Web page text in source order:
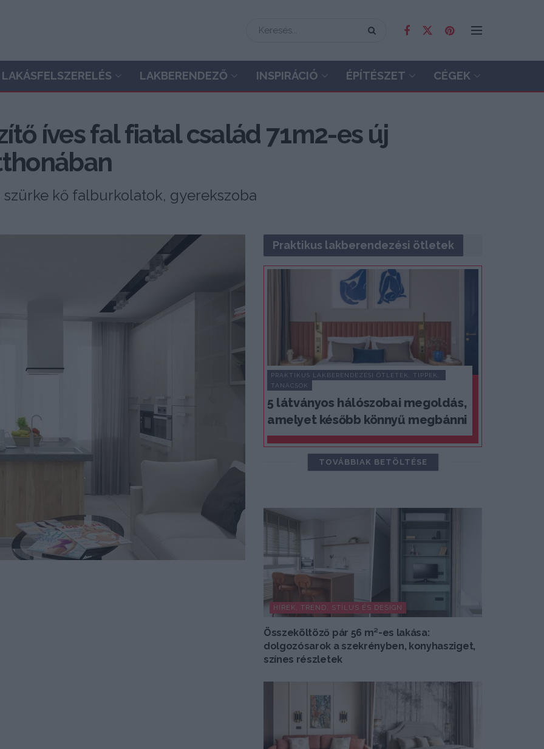
LAKÁSFELSZERELÉS LAKBERENDEZŐ INSPIRÁCIÓ ÉPÍTÉSZET CÉGEK
íves fal fiatal család 71m2-es új
kő falburkolatok, gyerekszoba
Praktikus lakberendezési ötletek
PRAKTIKUS LAKBERENDEZÉSI ÖTLETEK, TIPPEK,
TANÁCSOK
5 látványos hálószobai megoldás,
amelyet később könnyű megbánni
TOVÁBBIAK BETÖLTÉSE
HÍREK, TREND, STÍLUS ÉS DESIGN
Összeköltöző pár 56 m²-es lakása:
dolgozósarok a szekrényben, konyhasziget,
színes részletek